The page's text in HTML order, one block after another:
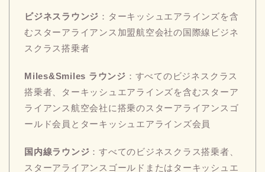
ビジネスラウンジ ：ターキッシュエアラインズを含
むスターアライアンス加盟航空会社の国際線ビジネ
スクラス搭乗者
Miles&Smiles ラウンジ ：すべてのビジネスクラス
搭乗者、ターキッシュエアラインズを含むスターア
ライアンス航空会社に搭乗のスターアライアンスゴ
ールド会員とターキッシュエアラインズ会員
国内線ラウンジ ：すべてのビジネスクラス搭乗者、
スターアライアンスゴールドまたはターキッシュエ